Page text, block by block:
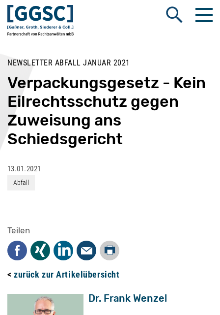
Suche öffnen
NEWSLETTER ABFALL JANUAR 2021
Verpackungsgesetz - Kein
Eilrechtsschutz gegen
Zuweisung ans
Schiedsgericht
13.01.2021
Abfall
Teilen
Facebook
Xing LinkedInMail
Drucken
<zurück zur Artikelübersicht
Dr. Frank Wenzel